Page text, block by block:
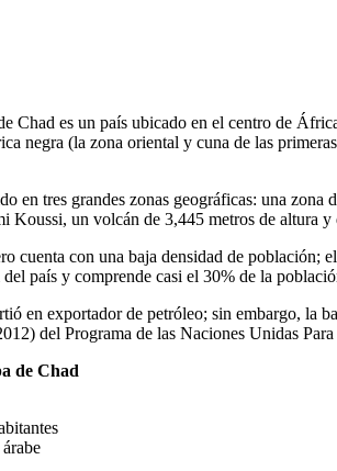
Chad es un país ubicado en el centro de
negra (la zona oriental y cuna de las
en tres grandes zonas geográficas: una
Koussi, un volcán de 3,445 metros de altura
cuenta con una baja densidad de población;
país y comprende casi el 30% de la
en exportador de petróleo; sin embargo, la
del Programa de las Naciones Unidas
de Chad